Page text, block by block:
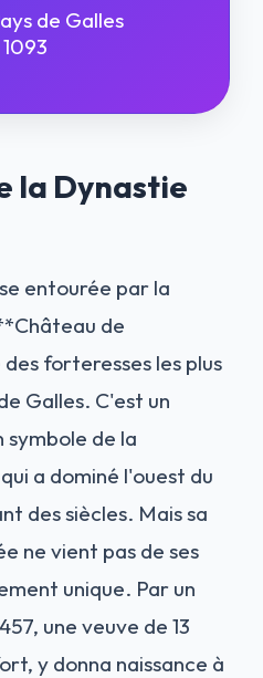
de Galles
la Dynastie
entourée par la
de
forteresses les plus
Galles. C'est un
symbole de la
a dominé l'ouest du
des siècles. Mais sa
ne vient pas de ses
unique. Par un
une veuve de 13
y donna naissance à